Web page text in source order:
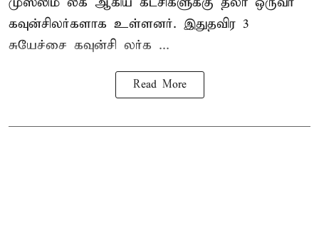
கவுன்சிலர்களாக உள்ளனர். இதுதவிர 3
சுயேச்சை கவுன்சி லர்க ...
Read More